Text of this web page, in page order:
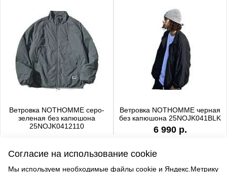
Ветровка NOTHOMME серо-
зеленая без капюшона
25NOJK0412110
Ветровка NOTHOMME черная
без капюшона 25NOJK041BLK
6 990 р.
Согласие на использование cookie
Мы используем необходимые файлы cookie и Яндекс.Метрику